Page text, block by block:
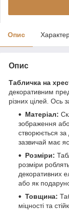
Опис
Опис
Табличка на
декоративним
різних цілей. Ось
Матеріал:
зображення
створюється за
зазвичай має
Розміри:
розміри
декоративних
або як
Товщина:
міцності та